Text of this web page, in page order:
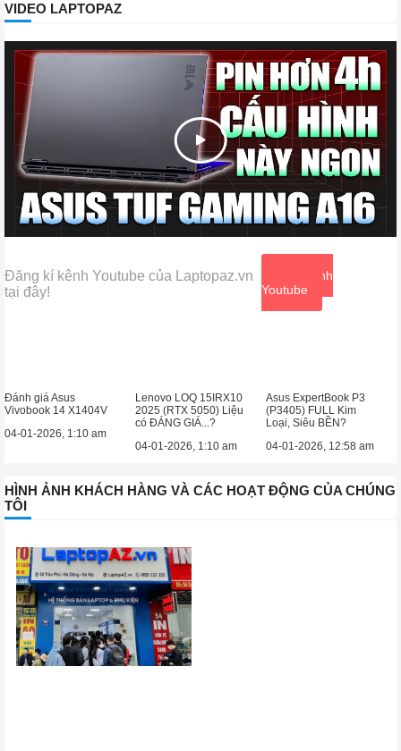
VIDEO LAPTOPAZ
Đăng kí kênh Youtube của Laptopaz.vn
tại đây!
Xem kênh
Youtube
Đánh giá Asus
Vivobook 14 X1404V
04-01-2026, 1:10 am
Lenovo LOQ 15IRX10
2025 (RTX 5050) Liệu
có ĐÁNG GIÁ...?
04-01-2026, 1:10 am
Asus ExpertBook P3
(P3405) FULL Kim
Loại, Siêu BỀN?
04-01-2026, 12:58 am
HÌNH ẢNH KHÁCH HÀNG VÀ CÁC HOẠT ĐỘNG CỦA CHÚNG
TÔI